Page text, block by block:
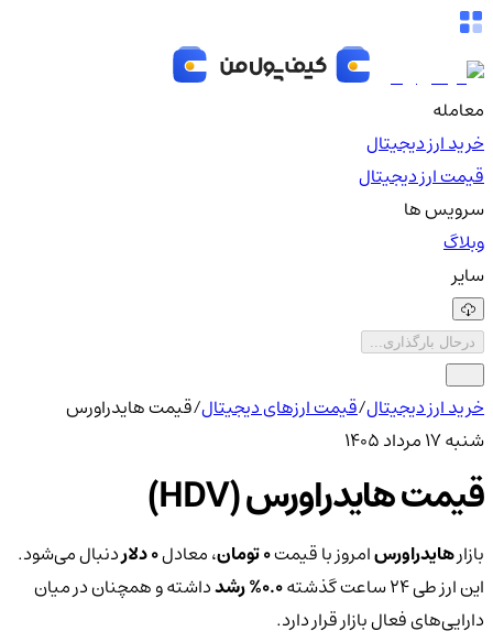
معامله
خرید ارز دیجیتال
قیمت ارز دیجیتال
سرویس ها
وبلاگ
سایر
درحال بارگذاری...
خرید ارز دیجیتال/قیمت ارزهای دیجیتال/قیمت هایدراورس
شنبه ۱۷ مرداد ۱۴۰۵
قیمت هایدراورس (HDV)
بازارهایدراورسامروز با قیمت0 تومان ، معادل0 دلار
دنبال می‌شود.
این ارز طی ۲۴ ساعت گذشته
0.0% رشدداشته و همچنان در میان
دارایی‌های فعال بازار قرار دارد.